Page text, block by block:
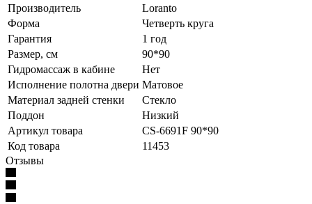
Производитель
Loranto
Форма
Четверть круга
Гарантия
1 год
Размер, см
90*90
Гидромассаж в кабине
Нет
Исполнение полотна двери Матовое
Материал задней стенки
Стекло
Поддон
Низкий
Артикул товара
CS-6691F 90*90
Код товара
11453
Отзывы